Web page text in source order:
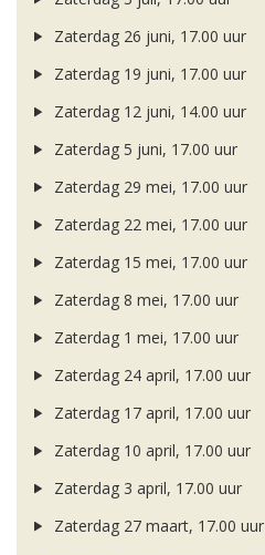
Zaterdag 26 juni, 17.00 uur
Zaterdag 19 juni, 17.00 uur
Zaterdag 12 juni, 14.00 uur
Zaterdag 5 juni, 17.00 uur
Zaterdag 29 mei, 17.00 uur
Zaterdag 22 mei, 17.00 uur
Zaterdag 15 mei, 17.00 uur
Zaterdag 8 mei, 17.00 uur
Zaterdag 1 mei, 17.00 uur
Zaterdag 24 april, 17.00 uur
Zaterdag 17 april, 17.00 uur
Zaterdag 10 april, 17.00 uur
Zaterdag 3 april, 17.00 uur
Zaterdag 27 maart, 17.00 uur